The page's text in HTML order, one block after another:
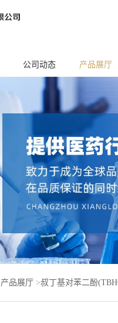
公司动态 产品展厅
产品展厅 >叔丁基对苯二酚